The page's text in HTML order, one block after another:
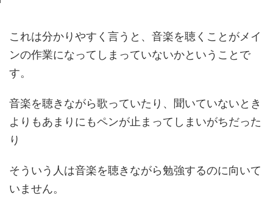
これは分かりやすく言うと、音楽を聴くことがメイ
ンの作業になってしまっていないかということで
す。
音楽を聴きながら歌っていたり、聞いていないとき
よりもあまりにもペンが止まってしまいがちだった
り
そういう人は音楽を聴きながら勉強するのに向いて
いません。